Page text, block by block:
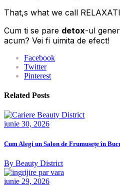
That,s what we call
Cum ti se pare detox-ul
acum? Vei fi uimita de efect!
Facebook
Twitter
Pinterest
Related Posts
iunie 30, 2026
Cum Alegi un Salon de Frumusețe în
By Beauty District
iunie 29, 2026